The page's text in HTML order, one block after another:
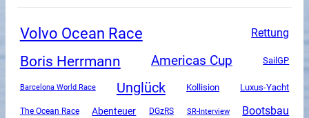
Volvo Ocean Race Rettung
Boris Herrmann Americas Cup SailGP
Barcelona World Race Unglück Kollision Luxus-Yacht
The Ocean Race Abenteuer DGzRS SR-Interview Bootsbau